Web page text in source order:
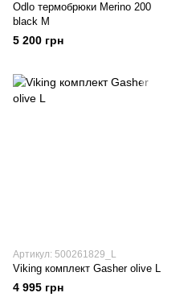
Odlo термобрюки Merino 200
black M
5 200 грн
Артикул: 500261829_L
Viking комплект Gasher olive L
4 995 грн